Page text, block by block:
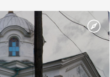
став Василем-
Русі. На честь
місто […]